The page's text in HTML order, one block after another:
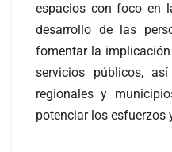
espacios con foco en
desarrollo de las
fomentar la
servicios públicos,
regionales y
potenciar los esfuerzos